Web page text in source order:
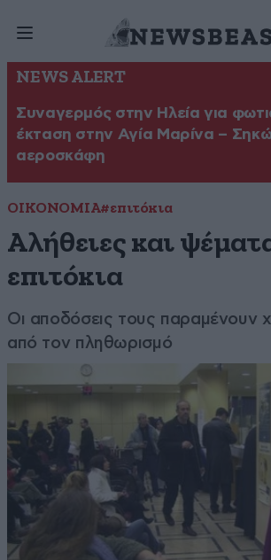
NEWS ALERT
Συναγερμός στην Ηλεία για
έκταση στην Αγία Μαρίνα –
αεροσκάφη
ΟΙΚΟΝΟΜΙΑ#επιτόκια
Αλήθειες και
επιτόκια
Οι αποδόσεις τους παραμένουν
από τον πληθωρισμό